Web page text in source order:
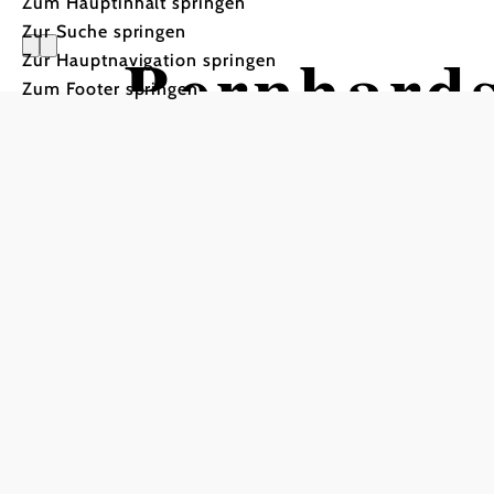
Zur Suche springen
Zur Hauptnavigation springen
Zum Footer springen